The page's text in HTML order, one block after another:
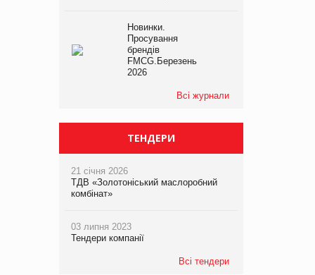
Новинки.
Просування
брендів
FMCG.Березень
2026
Всі журнали
ТЕНДЕРИ
21 січня 2026
ТДВ «Золотоніський маслоробний
комбінат»
03 липня 2023
Тендери компанії
Всі тендери